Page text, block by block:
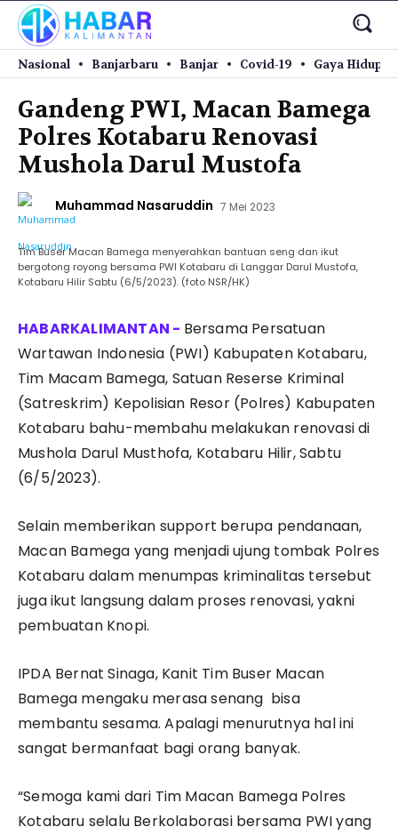
Nasional Banjarbaru Banjar Covid-19 Gaya Hidup
Gandeng PWI, Macan Bamega
Polres Kotabaru Renovasi
Mushola Darul Mustofa
Muhammad Nasaruddin 7 Mei 2023
Tim Buser Macan Bamega menyerahkan bantuan seng dan ikut
bergotong royong bersama PWI Kotabaru di Langgar Darul Mustofa,
Kotabaru Hilir Sabtu (6/5/2023). (foto NSR/HK)
Bersama Persatuan
Wartawan Indonesia (PWI) Kabupaten Kotabaru,
Tim Macam Bamega, Satuan Reserse Kriminal
(Satreskrim) Kepolisian Resor (Polres) Kabupaten
Kotabaru bahu-membahu melakukan renovasi di
Mushola Darul Musthofa, Kotabaru Hilir, Sabtu
(6/5/2023).
Selain memberikan support berupa pendanaan,
Macan Bamega yang menjadi ujung tombak Polres
Kotabaru dalam menumpas kriminalitas tersebut
juga ikut langsung dalam proses renovasi, yakni
pembuatan Knopi.
IPDA Bernat Sinaga, Kanit Tim Buser Macan
Bamega mengaku merasa senang bisa
membantu sesama. Apalagi menurutnya hal ini
sangat bermanfaat bagi orang banyak.
“Semoga kami dari Tim Macan Bamega Polres
Kotabaru selalu Berkolaborasi bersama PWI yang